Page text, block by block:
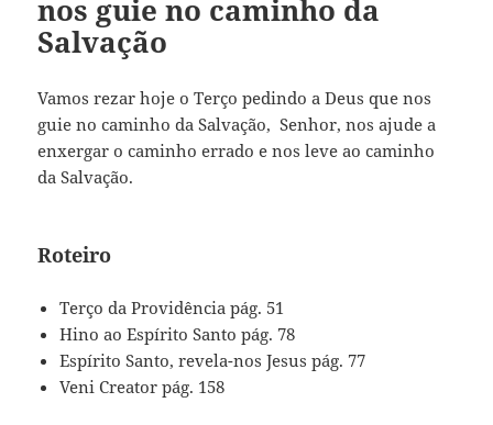
nos guie no caminho da
Salvação
Vamos rezar hoje o Terço pedindo a Deus que nos
guie no caminho da Salvação, Senhor, nos ajude a
enxergar o caminho errado e nos leve ao caminho
da Salvação.
Roteiro
Terço da Providência pág. 51
Hino ao Espírito Santo pág. 78
Espírito Santo, revela-nos Jesus pág. 77
Veni Creator pág. 158